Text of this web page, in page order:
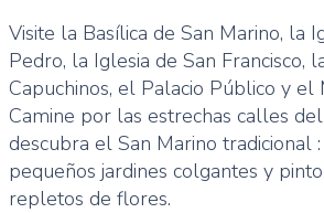
Visite la Basílica de San Marino, la
Pedro, la Iglesia de San Francisco,
Capuchinos, el Palacio Público y el
Camine por las estrechas calles
descubra el San Marino tradicional
pequeños jardines colgantes y
repletos de flores.